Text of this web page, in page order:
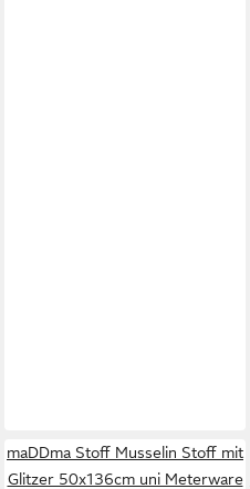
maDDma Stoff Musselin Stoff mit
Glitzer 50x136cm uni Meterware